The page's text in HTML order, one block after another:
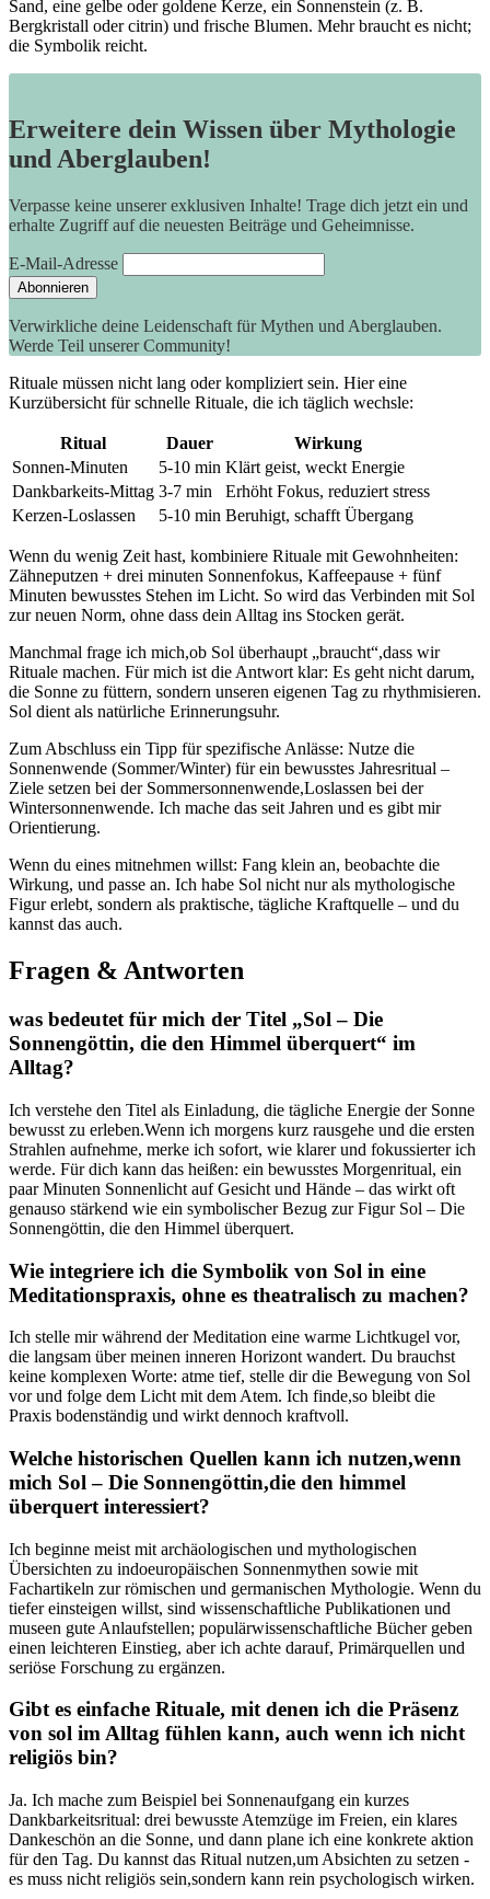
Sand, eine gelbe oder goldene Kerze, ein​ Sonnenstein (z. B.​
Bergkristall oder⁤ citrin) und frische Blumen.⁢ Mehr braucht es nicht;
die Symbolik⁤ reicht.
Erweitere dein Wissen über Mythologie
und Aberglauben!
Verpasse keine unserer exklusiven Inhalte! Trage dich jetzt ein und
erhalte Zugriff auf die neuesten Beiträge und Geheimnisse.
E-Mail-Adresse
Verwirkliche deine Leidenschaft für Mythen und Aberglauben.
Werde Teil unserer Community!
Rituale müssen nicht lang oder ⁣kompliziert sein. ⁤Hier⁤ eine
Kurzübersicht für schnelle Rituale, die ich ‌täglich wechsle:
Ritual Dauer
Wirkung
Sonnen-Minuten
5-10 min Klärt geist, weckt Energie
Dankbarkeits-Mittag 3-7 min
Erhöht Fokus, reduziert stress
Kerzen-Loslassen
5-10 ⁣min Beruhigt, schafft Übergang
Wenn ‌du wenig Zeit hast, kombiniere⁤ Rituale mit Gewohnheiten:
‌Zähneputzen + drei ⁣minuten Sonnenfokus,​ Kaffeepause + fünf
Minuten bewusstes Stehen im Licht. So‍ wird das Verbinden mit Sol
zur neuen Norm, ohne dass dein Alltag ins Stocken gerät.
Manchmal frage ich mich,ob Sol überhaupt „braucht“,dass wir‍
Rituale‍ machen. ⁢Für mich ‌ist die Antwort klar: Es geht⁣ nicht darum,
die Sonne zu füttern, sondern unseren eigenen ⁢Tag zu rhythmisieren.
Sol dient als⁢ natürliche Erinnerungsuhr.
Zum Abschluss⁤ ein⁢ Tipp für spezifische Anlässe: Nutze die
Sonnenwende (Sommer/Winter) für ein​ bewusstes ⁣Jahresritual –
Ziele setzen bei⁣ der‍ Sommersonnenwende,Loslassen bei der
Wintersonnenwende. ⁣Ich mache das seit Jahren und es gibt mir
Orientierung.
Wenn du eines‌ mitnehmen‍ willst: Fang klein an, beobachte die
Wirkung, und passe an. Ich habe Sol nicht nur als mythologische
Figur erlebt, sondern als praktische, tägliche Kraftquelle – und du
kannst das auch.
Fragen ⁢& Antworten
was bedeutet für mich ⁤der Titel „Sol – Die
Sonnengöttin, die den Himmel überquert“ im
Alltag?
Ich​ verstehe den Titel ​als ‍Einladung, die tägliche Energie der Sonne
bewusst zu‌ erleben.Wenn ich morgens ⁤kurz rausgehe und ‌die ersten
Strahlen aufnehme, merke ich ​sofort, wie klarer und fokussierter ich
werde. Für ​dich kann das heißen: ⁢ein bewusstes Morgenritual,​ ein
paar Minuten Sonnenlicht auf ⁣Gesicht und Hände – das wirkt oft
genauso stärkend wie​ ein ‌symbolischer Bezug zur Figur Sol – Die
Sonnengöttin, die ⁤den⁢ Himmel überquert.
Wie integriere ich die⁤ Symbolik von Sol in eine
Meditationspraxis, ohne es theatralisch zu machen?
Ich stelle mir während der ​Meditation eine warme Lichtkugel ⁤vor,
die langsam über ​meinen inneren Horizont wandert. Du​ brauchst
⁤keine komplexen Worte: atme tief, stelle dir die Bewegung von Sol
vor und folge dem⁤ Licht mit dem Atem. Ich finde,so bleibt die
Praxis bodenständig ⁤und⁢ wirkt ‍dennoch kraftvoll.
Welche historischen Quellen kann ⁤ich nutzen,wenn
mich Sol – Die Sonnengöttin,die den himmel
überquert interessiert?
Ich beginne meist mit⁣ archäologischen und mythologischen
Übersichten zu indoeuropäischen Sonnenmythen sowie mit
Fachartikeln zur römischen und⁢ germanischen Mythologie. Wenn du
tiefer ⁢einsteigen willst,‍ sind wissenschaftliche Publikationen und
museen ⁤gute Anlaufstellen; populärwissenschaftliche Bücher geben
einen leichteren Einstieg, aber ich achte darauf, Primärquellen und
seriöse Forschung zu‍ ergänzen.
Gibt es einfache Rituale, mit denen ich⁤ die Präsenz
von sol⁢ im Alltag fühlen kann, auch wenn ich⁤ nicht
religiös bin?
Ja. Ich mache zum Beispiel bei ⁣Sonnenaufgang ⁢ein kurzes​
Dankbarkeitsritual: drei bewusste Atemzüge im Freien, ein klares
Dankeschön an‌ die⁤ Sonne, und dann⁢ plane ich‌ eine konkrete aktion ​
für‌ den Tag. Du kannst das⁣ Ritual⁣ nutzen,um⁣ Absichten‍ zu setzen ⁣-
es muss nicht religiös⁤ sein,sondern kann rein psychologisch wirken.